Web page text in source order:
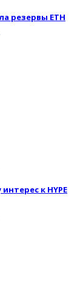
резервы ETH
к HYPE